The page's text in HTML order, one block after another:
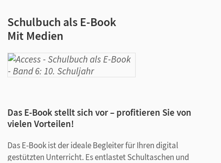
Schulbuch als E-Book
Mit Medien
Das E-Book stellt sich vor – profitieren Sie von
vielen Vorteilen!
Das E-Book ist der ideale Begleiter für Ihren digital
gestützten Unterricht. Es entlastet Schultaschen und